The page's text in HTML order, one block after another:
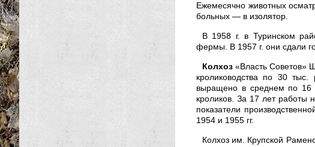
Ежемесячно животных
больных — в изолятор.
В 1958 г. в Туринском
фермы. В 1957 г. они сдали
Колхоз «Власть Советов»
кролиководства по 30
выращено в среднем по 16
кроликов. За 17 лет
показатели
1954 и 1955 гг.
Колхоз им. Крупской